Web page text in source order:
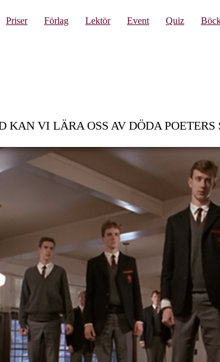
Priser Förlag Lektör Event Quiz
KAN VI LÄRA OSS AV DÖDA POETERS